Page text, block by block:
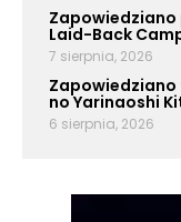
Zapowiedziano
Laid-Back
7 sierpnia, 2026
Zapowiedziano
no Yarinaoshi
6 sierpnia, 2026